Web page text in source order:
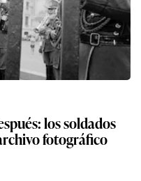
los soldados
fotográfico